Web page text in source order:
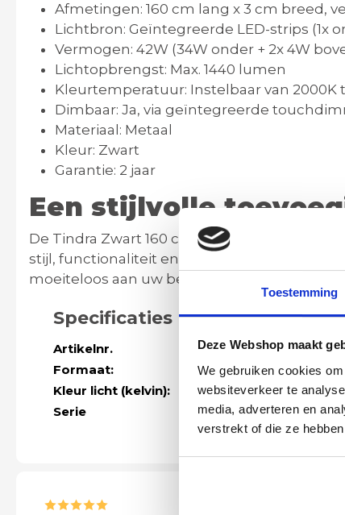
Toestemming
Deze Webshop maakt
We gebruiken cookies
websiteverkeer te
media, adverteren en
verstrekt of die ze
Afmetingen: 160 cm lang x 3 cm breed,
Lichtbron: Geïntegreerde LED-strips (1x
Vermogen: 42W (34W onder + 2x 4W
Lichtopbrengst: Max. 1440 lumen
Kleurtemperatuur: Instelbaar van 2000K
Dimbaar: Ja, via geïntegreerde
Materiaal: Metaal
Kleur: Zwart
Garantie: 2 jaar
Een stijlvolle
De Tindra Zwart 160 cm hanglamp is
stijl, functionaliteit en gebruiksgemak.
moeiteloos aan uw behoeften aan en
Specificaties
Artikelnr.
45981
Formaat:
Lengte 160
Kleur licht (kelvin):
2000k-
Serie
Meer